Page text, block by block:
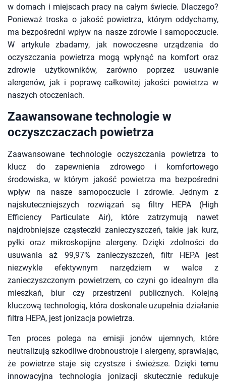
w domach i miejscach pracy na całym świecie. Dlaczego?
Ponieważ troska o jakość powietrza, którym oddychamy,
ma bezpośredni wpływ na nasze zdrowie i samopoczucie.
W artykule zbadamy, jak nowoczesne urządzenia do
oczyszczania powietrza mogą wpłynąć na komfort oraz
zdrowie użytkowników, zarówno poprzez usuwanie
alergenów, jak i poprawę całkowitej jakości powietrza w
naszych otoczeniach.
Zaawansowane technologie w
oczyszczaczach powietrza
Zaawansowane technologie oczyszczania powietrza to
klucz do zapewnienia zdrowego i komfortowego
środowiska, w którym jakość powietrza ma bezpośredni
wpływ na nasze samopoczucie i zdrowie. Jednym z
najskuteczniejszych rozwiązań są filtry HEPA (High
Efficiency Particulate Air), które zatrzymują nawet
najdrobniejsze cząsteczki zanieczyszczeń, takie jak kurz,
pyłki oraz mikroskopijne alergeny. Dzięki zdolności do
usuwania aż 99,97% zanieczyszczeń, filtr HEPA jest
niezwykle efektywnym narzędziem w walce z
zanieczyszczonym powietrzem, co czyni go idealnym dla
mieszkań, biur czy przestrzeni publicznych. Kolejną
kluczową technologią, która doskonale uzupełnia działanie
filtra HEPA, jest jonizacja powietrza.
Ten proces polega na emisji jonów ujemnych, które
neutralizują szkodliwe drobnoustroje i alergeny, sprawiając,
że powietrze staje się czystsze i świeższe. Dzięki temu
innowacyjna technologia jonizacji skutecznie redukuje